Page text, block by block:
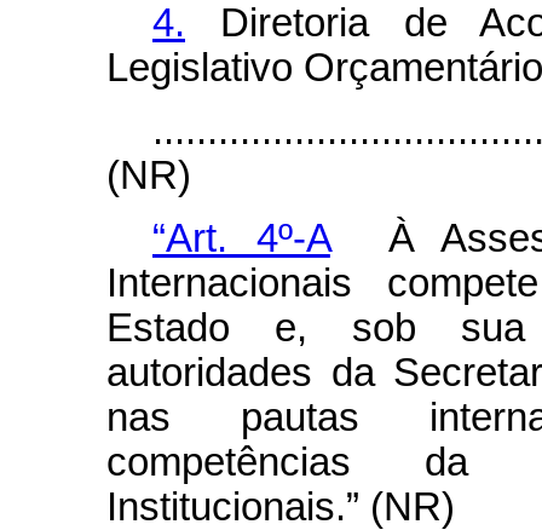
4. Diretoria de
Legislativo
(NR)
“Art. 4º-AÀ
Internacionais
Estado e, sob sua
autoridades da
nas pautas
competências da
Institucionais.” (NR)